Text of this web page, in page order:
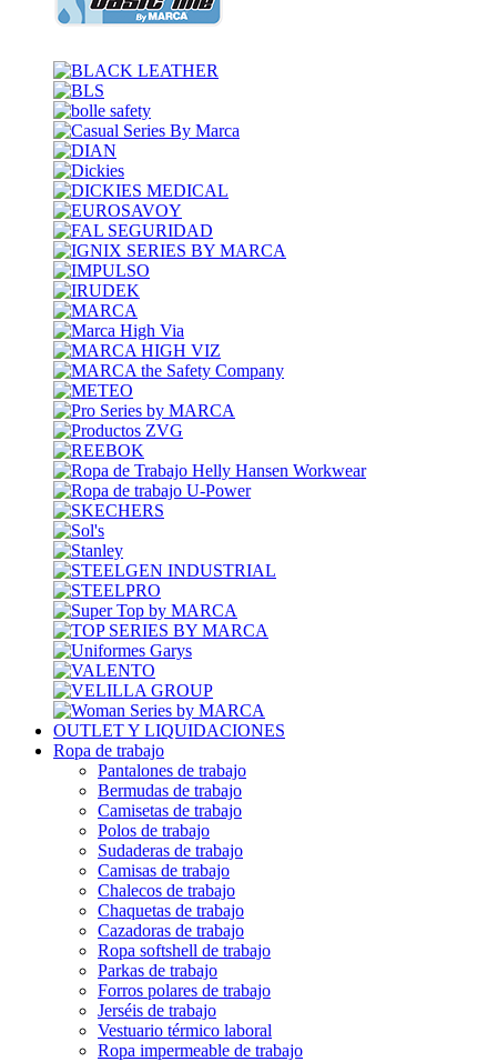
OUTLET Y LIQUIDACIONES
Ropa de trabajo
Pantalones de trabajo
Bermudas de trabajo
Camisetas de trabajo
Polos de trabajo
Sudaderas de trabajo
Camisas de trabajo
Chalecos de trabajo
Chaquetas de trabajo
Cazadoras de trabajo
Ropa softshell de trabajo
Parkas de trabajo
Forros polares de trabajo
Jerséis de trabajo
Vestuario térmico laboral
Ropa impermeable de trabajo